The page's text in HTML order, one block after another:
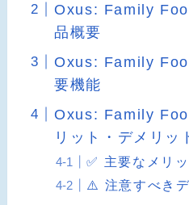
Oxus: Family
品概要
Oxus: Family
要機能
Oxus: Family
リット・デメリッ
✅ 主要なメリッ
⚠️ 注意すべきデ